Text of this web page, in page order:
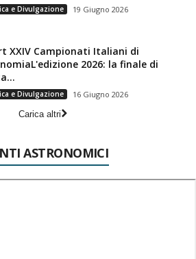
e Divulgazione 19 Giugno 2026
XXIV Campionati Italiani di
2026: la finale di
e Divulgazione
16 Giugno 2026
Carica altri
ASTRONOMICI